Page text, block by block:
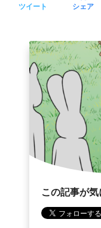
ツイート シェア
この記事が